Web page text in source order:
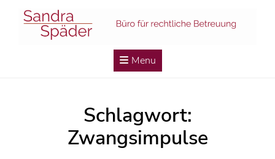
Menu
Schlagwort:
Zwangsimpulse